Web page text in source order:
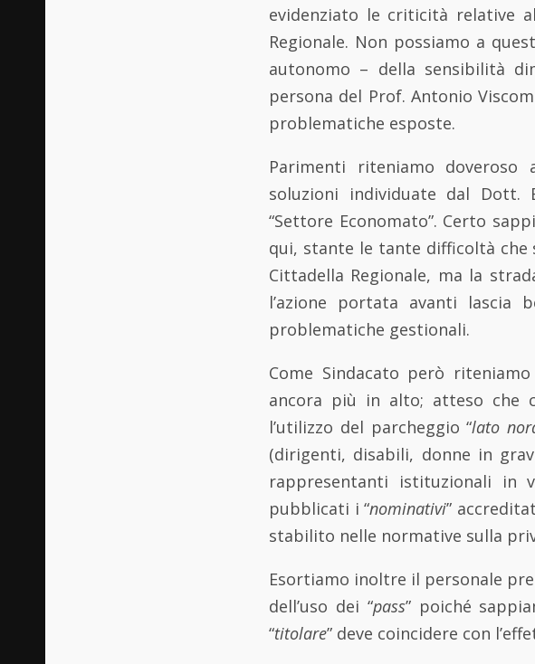
evidenziato le criticità relative
Regionale. Non possiamo a
autonomo – della sensibilità
persona del Prof. Antonio
problematiche esposte.
Parimenti riteniamo doveroso
soluzioni individuate dal Dott.
“Settore Economato”. Certo
qui, stante le tante difficoltà che
Cittadella Regionale, ma la
l’azione portata avanti lascia
problematiche gestionali.
Come Sindacato però
ancora più in alto; atteso che
l’utilizzo del parcheggio “lato
(dirigenti, disabili, donne in
rappresentanti istituzionali in
pubblicati i “nominativi”
stabilito nelle normative sulla
Esortiamo inoltre il personale
dell’uso dei “pass” poiché
“titolare” deve coincidere con